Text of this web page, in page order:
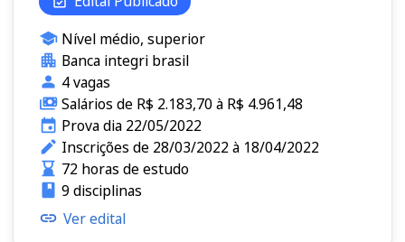
Nível médio, superior
Banca integri brasil
4 vagas
Salários de R$ 2.183,70 à R$ 4.961,48
Prova dia 22/05/2022
Inscrições de 28/03/2022 à 18/04/2022
72 horas de estudo
9 disciplinas
Ver edital